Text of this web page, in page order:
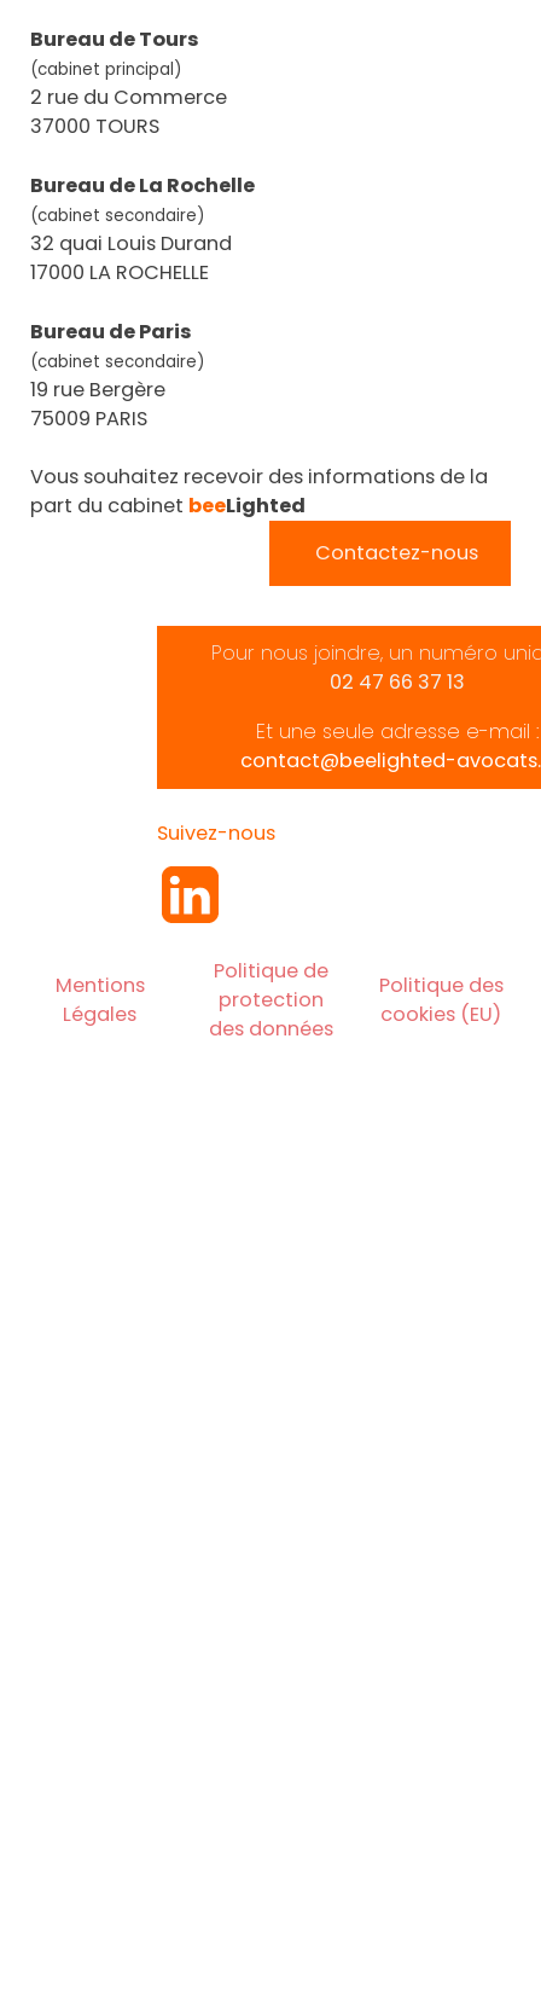
Bureau de Tours
(cabinet principal)
2 rue du Commerce
37000 TOURS
Bureau de La Rochelle
(cabinet secondaire)
32 quai Louis Durand
17000 LA ROCHELLE
Bureau de Paris
(cabinet secondaire)
19 rue Bergère
75009 PARIS
Vous souhaitez recevoir des informations de la
part du cabinet beeLighted
Contactez-nous
Pour nous joindre, un numéro
02 47 66 37 13
Et une seule adresse e-mail :
contact@beelighted-
Suivez-nous
Mentions
Légales
Politique de
protection
des données
Politique des
cookies (EU)